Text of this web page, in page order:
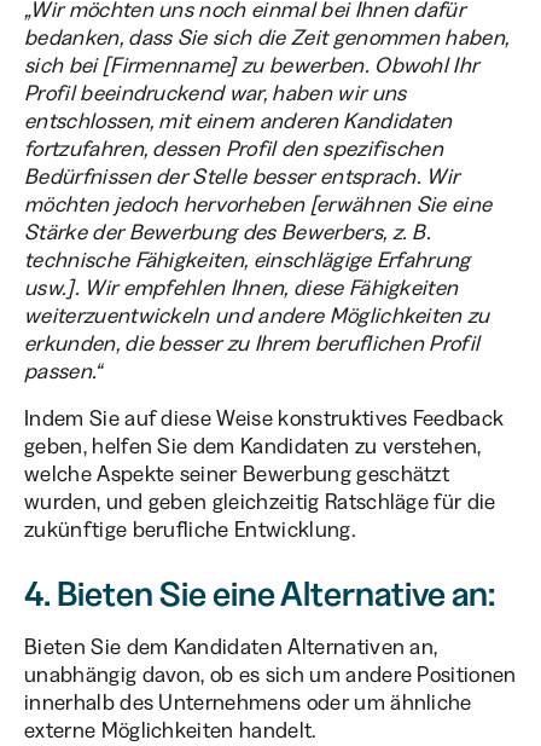
„Wir möchten uns noch einmal bei Ihnen dafür
bedanken, dass Sie sich die Zeit genommen haben,
sich bei [Firmenname] zu bewerben. Obwohl Ihr
Profil beeindruckend war, haben wir uns
entschlossen, mit einem anderen Kandidaten
fortzufahren, dessen Profil den spezifischen
Bedürfnissen der Stelle besser entsprach. Wir
möchten jedoch hervorheben [erwähnen Sie eine
Stärke der Bewerbung des Bewerbers, z. B.
technische Fähigkeiten, einschlägige Erfahrung
usw.]. Wir empfehlen Ihnen, diese Fähigkeiten
weiterzuentwickeln und andere Möglichkeiten zu
erkunden, die besser zu Ihrem beruflichen Profil
passen.“
Indem Sie auf diese Weise konstruktives Feedback
geben, helfen Sie dem Kandidaten zu verstehen,
welche Aspekte seiner Bewerbung geschätzt
wurden, und geben gleichzeitig Ratschläge für die
zukünftige berufliche Entwicklung.
4. Bieten Sie eine Alternative an:
Bieten Sie dem Kandidaten Alternativen an,
unabhängig davon, ob es sich um andere Positionen
innerhalb des Unternehmens oder um ähnliche
externe Möglichkeiten handelt.